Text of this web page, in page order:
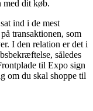
med dit køb.
ind i de mest
transaktionen, som
I den relation er det i
således
til Expo sign
om du skal shoppe til